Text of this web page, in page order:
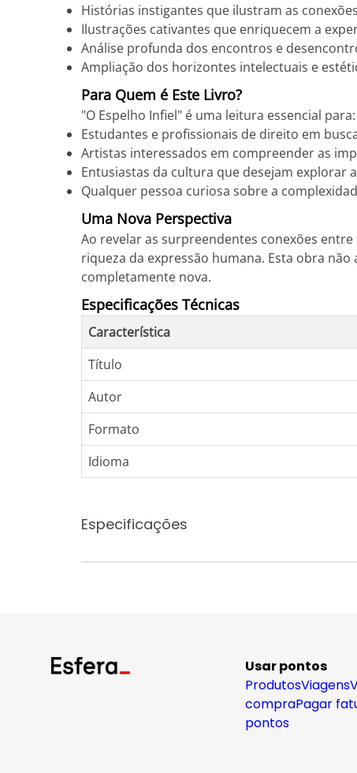
Histórias instigantes que ilustram as
Ilustrações cativantes que enriquecem a
Análise profunda dos encontros e
Ampliação dos horizontes intelectuais e
Para Quem é Este Livro?
"O Espelho Infiel" é uma leitura essencial para:
Estudantes e profissionais de direito em
Artistas interessados em compreender as
Entusiastas da cultura que desejam explorar
Qualquer pessoa curiosa sobre a
Uma Nova Perspectiva
Ao revelar as surpreendentes conexões
riqueza da expressão humana. Esta obra
completamente nova.
Especificações Técnicas
Característica
Título
Autor
Formato
Idioma
Especificações
Usar pontos
ProdutosViagens
compraPagar
pontos